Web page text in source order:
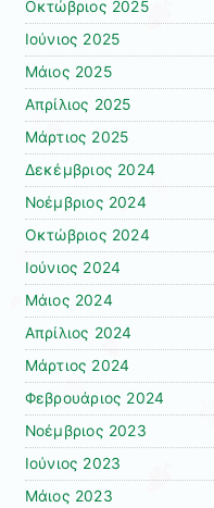
Οκτώβριος 2025
Ιούνιος 2025
Μάιος 2025
Απρίλιος 2025
Μάρτιος 2025
Δεκέμβριος 2024
Νοέμβριος 2024
Οκτώβριος 2024
Ιούνιος 2024
Μάιος 2024
Απρίλιος 2024
Μάρτιος 2024
Φεβρουάριος 2024
Νοέμβριος 2023
Ιούνιος 2023
Μάιος 2023